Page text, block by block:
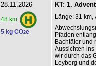
28.11.2026
48 km
5 kg CO2e
KT: 1.
Länge: 31 km,
Pfaden
Bachtäler und
Aussichten
wir durch das
Leyberg und